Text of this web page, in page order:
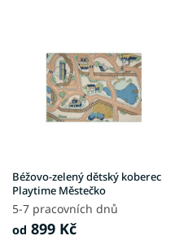
Béžovo-zelený dětský koberec
Playtime Městečko
5-7 pracovních dnů
od 899 Kč